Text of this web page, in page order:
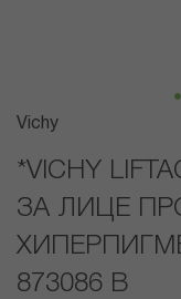
Преминете
началото
галерия
със
снимки
Vichy
*VICHY
ЗА ЛИЦЕ
873086 B